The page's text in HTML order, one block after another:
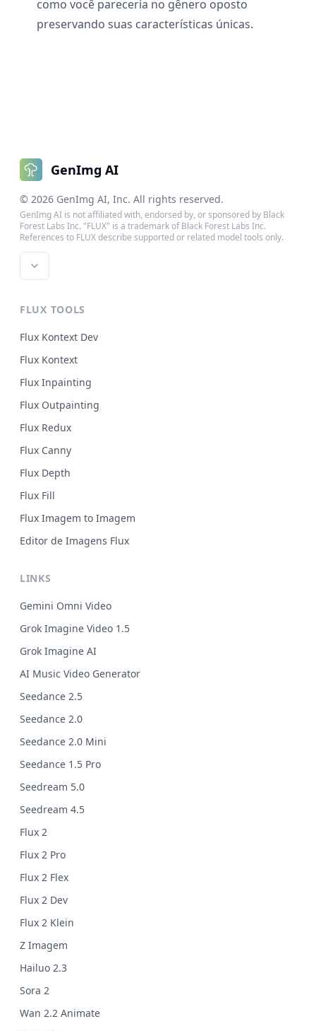
como você pareceria no gênero oposto
preservando suas características únicas.
GenImg AI
© 2026 GenImg AI, Inc. All rights reserved.
GenImg AI is not affiliated with, endorsed by, or sponsored by Black
Forest Labs Inc. "FLUX" is a trademark of Black Forest Labs Inc.
References to FLUX describe supported or related model tools only.
FLUX TOOLS
Flux Kontext Dev
Flux Kontext
Flux Inpainting
Flux Outpainting
Flux Redux
Flux Canny
Flux Depth
Flux Fill
Flux Imagem to Imagem
Editor de Imagens Flux
LINKS
Gemini Omni Video
Grok Imagine Video 1.5
Grok Imagine AI
AI Music Video Generator
Seedance 2.5
Seedance 2.0
Seedance 2.0 Mini
Seedance 1.5 Pro
Seedream 5.0
Seedream 4.5
Flux 2
Flux 2 Pro
Flux 2 Flex
Flux 2 Dev
Flux 2 Klein
Z Imagem
Hailuo 2.3
Sora 2
Wan 2.2 Animate